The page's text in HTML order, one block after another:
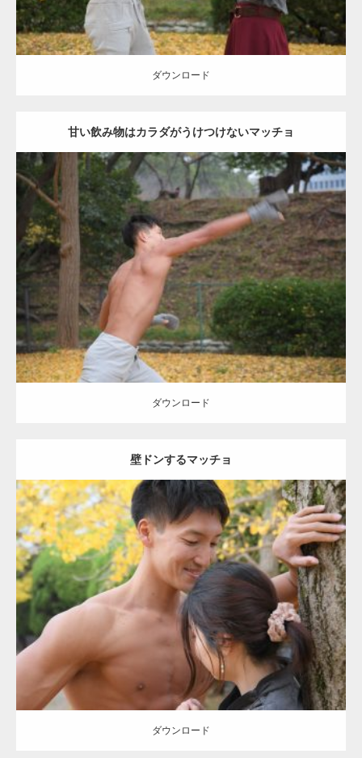
ダウンロード
甘い飲み物はカラダがうけつけないマッチョ
Update:2021.07.8
Category: 公園のマッチョ その他 AKIHITO(細マッチョ) 背中
ダウンロード
ダウンロード
壁ドンするマッチョ
Update: 2021.07.8
Category:公園のマッチョ その他 AKIHITO(細マッチョ) 大胸筋 肩 腹
筋
ダウンロード
ダウンロード
【YouTube】マッチョフリー素材メンバーが
ギネス世界記録…